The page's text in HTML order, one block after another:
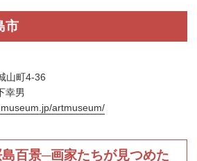
市
山町4-36
幸男
artmuseum/
百景─画家たちが見つめた